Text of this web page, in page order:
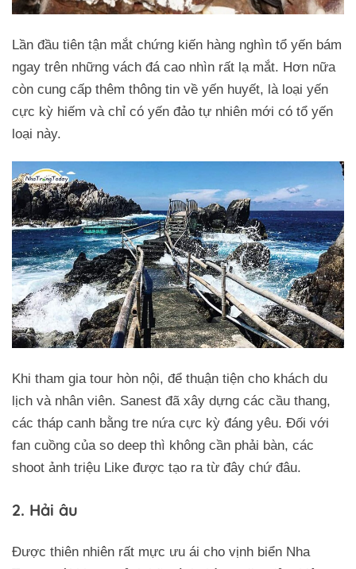
Lần đầu tiên tận mắt chứng kiến hàng nghìn tổ yến bám
ngay trên những vách đá cao nhìn rất lạ mắt. Hơn nữa
còn cung cấp thêm thông tin về yến huyết, là loại yến
cực kỳ hiếm và chỉ có yến đảo tự nhiên mới có tổ yến
loại này.
Khi tham gia tour hòn nội, để thuận tiện cho khách du
lịch và nhân viên. Sanest đã xây dựng các cầu thang,
các tháp canh bằng tre nứa cực kỳ đáng yêu. Đối với
fan cuồng của so deep thì không cần phải bàn, các
shoot ảnh triệu Like được tạo ra từ đây chứ đâu.
2. Hải âu
Được thiên nhiên rất mực ưu ái cho vịnh biển Nha